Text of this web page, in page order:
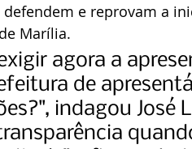
e reprovam a
Marília.
agora a
de
indagou José